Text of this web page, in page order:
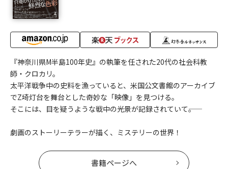
『神奈川県M半島100年史』の執筆を任された20代の社会科教
師・クロカリ。
太平洋戦争中の史料を漁っていると、米国公文書館のアーカイブ
でZ埼灯台を舞台とした奇妙な「映像」を見つける。
そこには、目を疑うような戦中の光景が記録されていて――。
劇画のストーリーテラーが描く、ミステリーの世界！
書籍ページへ